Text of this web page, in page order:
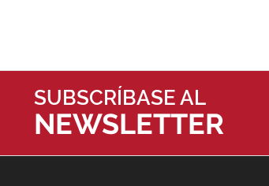
SUBSCRÍBASE AL
NEWSLETTER